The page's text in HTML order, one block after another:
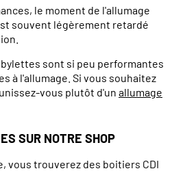
le moment de l'allumage
souvent légèrement retardé
sont si peu performantes
à l'allumage. Si vous souhaitez
vous plutôt d'un allumage
SUR NOTRE SHOP
vous trouverez des boitiers CDI